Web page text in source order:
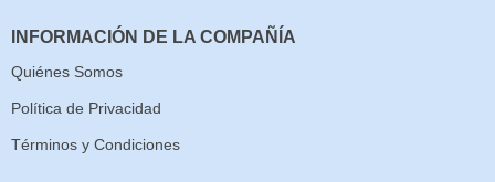
INFORMACIÓN DE LA COMPAÑÍA
Quiénes Somos
Política de Privacidad
Términos y Condiciones